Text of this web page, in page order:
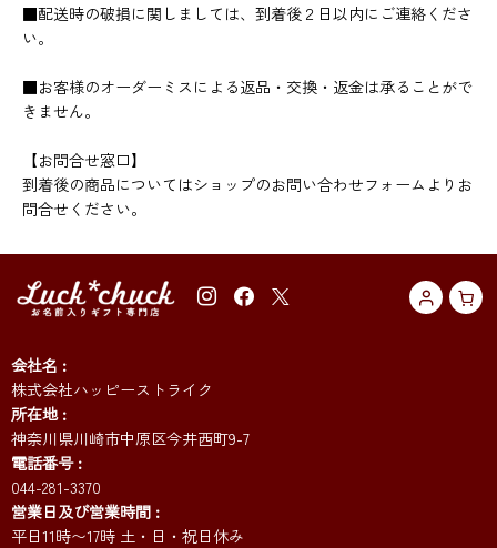
■配送時の破損に関しましては、到着後２日以内にご連絡くださ
い。
■お客様のオーダーミスによる返品・交換・返金は承ることがで
きません。
【お問合せ窓口】
到着後の商品についてはショップのお問い合わせフォームよりお
問合せください。
会社名
株式会社ハッピーストライク
所在地
神奈川県川崎市中原区今井西町9-7
電話番号
044-281-3370
営業日及び営業時間
平日11時〜17時 土・日・祝日休み